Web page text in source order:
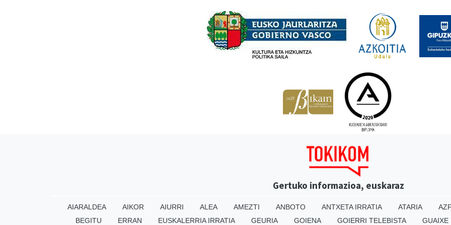
Gertuko informazioa, euskaraz
AIARALDEA AIKOR AIURRI ALEA AMEZTI ANBOTO ANTXETA IRRATIA ATARIA
BEGITU
ERRAN EUSKALERRIA IRRATIA GEURIA GOIENA GOIERRI TELEBISTA GUAIXE